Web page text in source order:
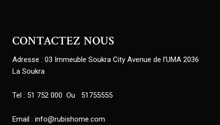
CONTACTEZ NOUS
Adresse : 03 Immeuble Soukra City Avenue de l’UMA 2036
La Soukra
Tel : 51 752 000 Ou 51755555
Email : info@rubishome.com